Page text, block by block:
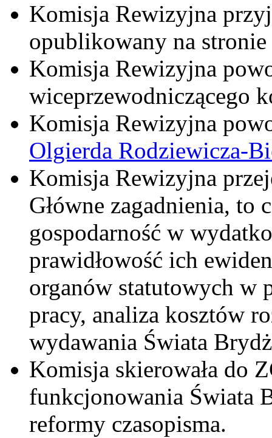
Komisja Rewizyjna
opublikowany na
Komisja Rewizyjna
wiceprzewodniczącego
Komisja Rewizyjna
Olgierda Rodziewicza-
Komisja Rewizyjna
Główne zagadnienia, to
gospodarność w
prawidłowość ich
organów statutowych w
pracy, analiza kosztów
wydawania Świata
Komisja skierowała do
funkcjonowania Świata
reformy czasopisma.